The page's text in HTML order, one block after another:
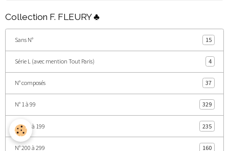
Collection F. FLEURY ♣
Sans N° 15
Série L (avec mention Tout Paris) 4
N° composés 37
N° 1 à 99 329
N° 100 à 199 235
N° 200 à 299 160